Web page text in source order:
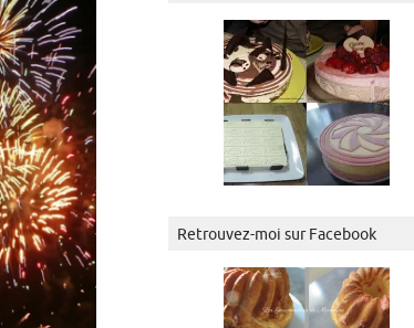
Retrouvez-moi sur Facebook